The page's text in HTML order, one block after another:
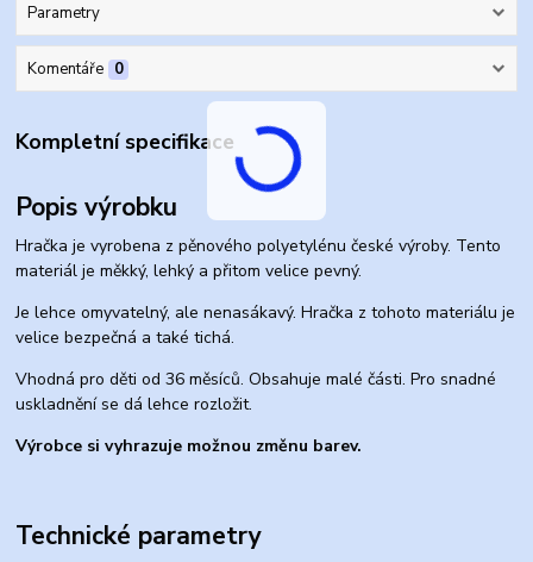
Parametry
Komentáře 0
Kompletní specifikace
Popis výrobku
Hračka je vyrobena z pěnového polyetylénu české výroby. Tento
materiál je měkký, lehký a přitom velice pevný.
Je lehce omyvatelný, ale nenasákavý. Hračka z tohoto materiálu je
velice bezpečná a také tichá.
Vhodná pro děti od 36 měsíců. Obsahuje malé části. Pro snadné
uskladnění se dá lehce rozložit.
Výrobce si vyhrazuje možnou změnu barev.
Technické parametry